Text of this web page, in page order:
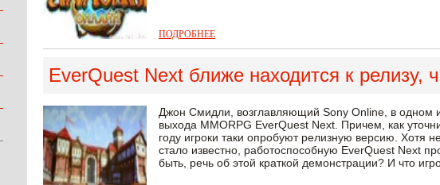
ПОДРОБНЕЕ
EverQuest Next ближе находится к релизу,
Джон Смидли, возглавляющий Sony Online, в одном
выхода MMORPG EverQuest Next. Причем, как
году игроки таки опробуют релизную версию. Хотя
стало известно, работоспособную EverQuest Next
быть, речь об этой краткой демонстрации? И что